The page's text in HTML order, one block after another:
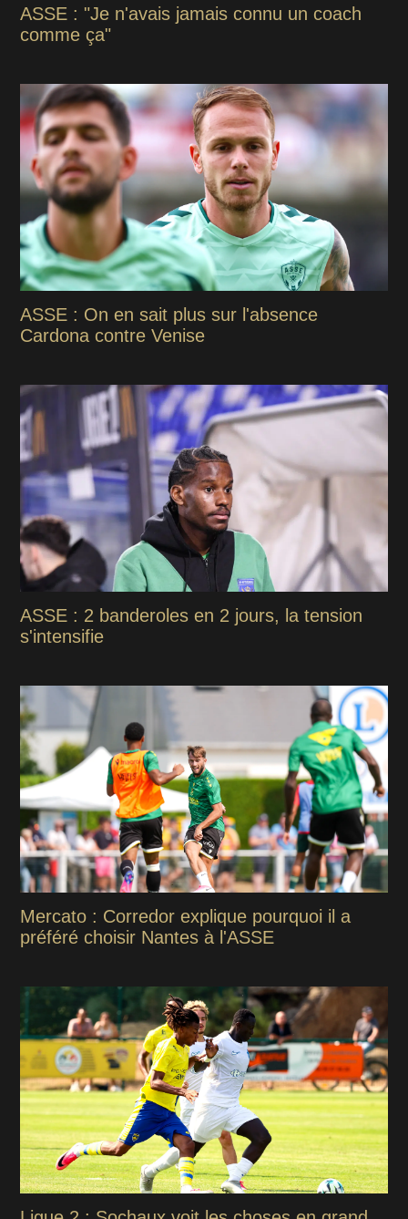
ASSE : "Je n'avais jamais connu un coach
comme ça"
ASSE : On en sait plus sur l'absence
Cardona contre Venise
ASSE : 2 banderoles en 2 jours, la tension
s'intensifie
Mercato : Corredor explique pourquoi il a
préféré choisir Nantes à l'ASSE